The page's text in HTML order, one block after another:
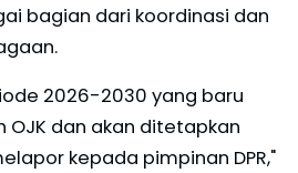
bagian dari koordinasi dan
2026-2030 yang baru
dan akan ditetapkan
kepada pimpinan DPR,"